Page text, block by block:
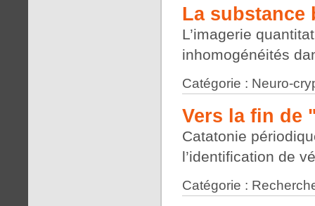
La substance
L’imagerie
inhomogénéités
Catégorie : Neuro-
Vers la fin de
Catatonie
l’identification de
Catégorie :